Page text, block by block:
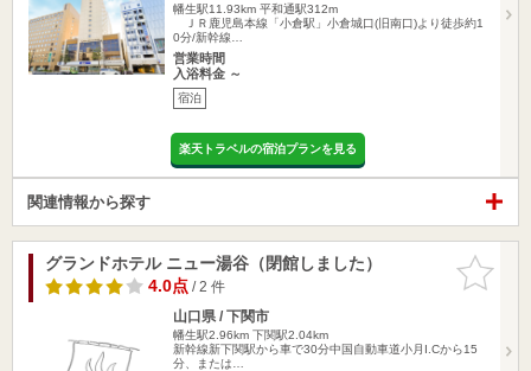
幡生駅11.93km 平和通駅312m
ＪＲ鹿児島本線「小倉駅」小倉城口(旧南口)より徒歩約1
0分/新幹線…
営業時間
入浴料金 ～
宿泊
楽天トラベルの宿泊プランを見る
関連情報から探す
お気に入
りに追加
グランドホテル ニュー湯谷（閉館しました）
4.0点/ 2 件
山口県 / 下関市
幡生駅2.96km 下関駅2.04km
新幹線新下関駅から車で30分中国自動車道小月I.Cから15
分、または…